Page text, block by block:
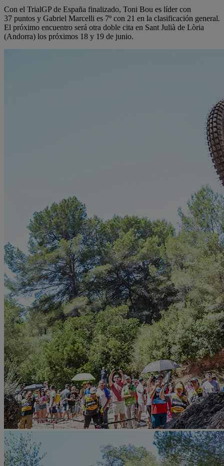
Con el TrialGP de España finalizado, Toni Bou es líder con
37 puntos y Gabriel Marcelli es 7º con 21 en la clasificación general.
El próximo encuentro será otra doble cita en Sant Julià de Lòria
(Andorra) los próximos 18 y 19 de junio.